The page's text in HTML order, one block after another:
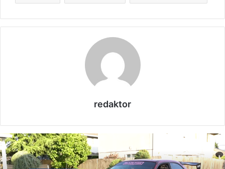
redaktor